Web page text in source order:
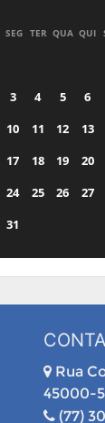
SEG TER QUA QUI
3
4 5 6
10
11 12 13
17
18 19 20
24
25 26 27
31
Rua
45000-
(77)